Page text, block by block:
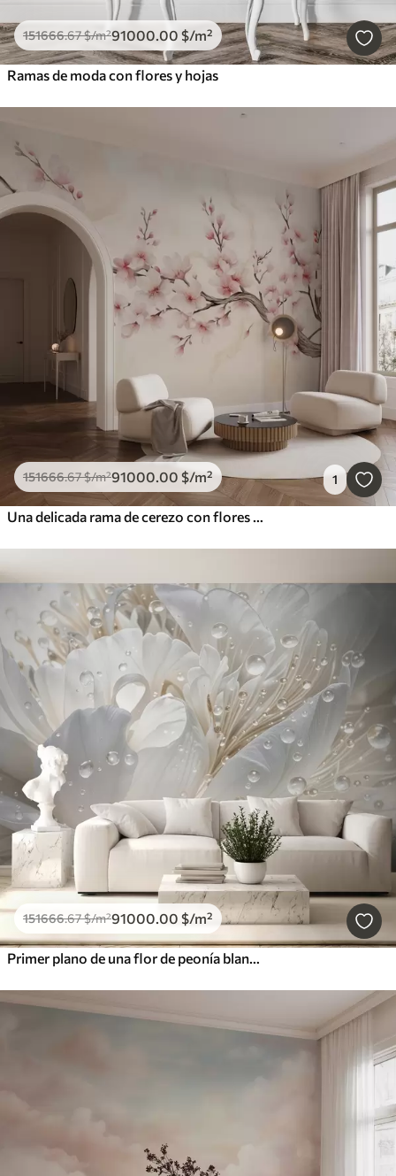
151666.67$/m²91000.00 $/m²
Ramas de moda con flores y hojas
151666.67$/m²91000.00 $/m² 1
Una delicada rama de cerezo con flores de color rosa suave sobre un fondo claro
151666.67$/m²91000.00 $/m²
Primer plano de una flor de peonía blanca con delicados pétalos y gotas de agua